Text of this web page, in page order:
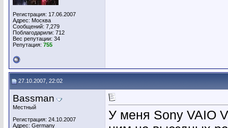
Регистрация: 17.06.2007
Адрес: Москва
Сообщений: 7,279
Поблагодарили: 712
Вес репутации: 34
Репутация: 755
27.10.2007, 22:02
Bassman
Местный
Регистрация: 24.10.2007
Адрес: Germany
У меня Sony VAIO